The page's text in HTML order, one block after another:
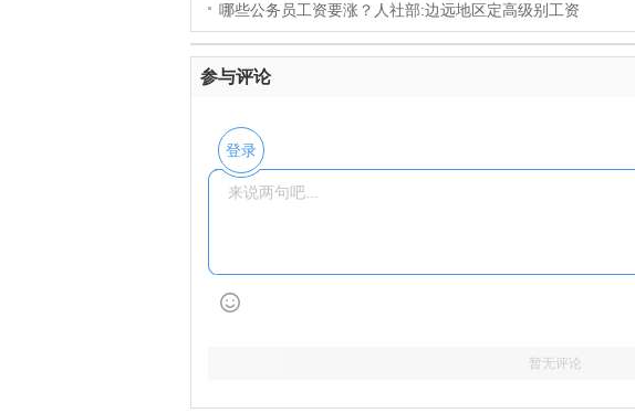
哪些公务员工资要涨？人社部:边远地区定高级别工资
参与评论
登录
暂无评论